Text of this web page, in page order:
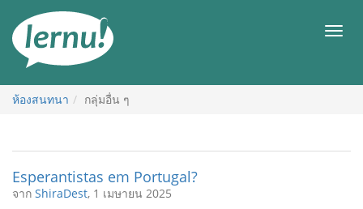
สารบัญ
เมนู
ห้องสนทนา กลุ่มอื่น ๆ
Esperantistas em Portugal?
จาก ShiraDest, 1 เมษายน 2025